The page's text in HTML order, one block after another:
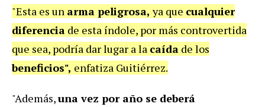
"Esta es un arma peligrosa, ya que cualquier
diferencia de esta índole, por más controvertida
que sea, podría dar lugar a la caída de los
beneficios", enfatiza Guitiérrez.
"Además,una vez por año se deberá